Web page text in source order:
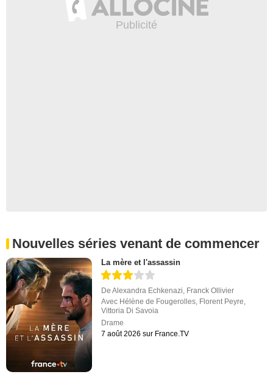
Nouvelles séries venant de commencer
La mère et l'assassin
DeAlexandra Echkenazi Franck Ollivier
Avec Hélène de Fougerolles Florent Peyre
Vittoria Di Savoia
Drame
7 août 2026 sur France.TV